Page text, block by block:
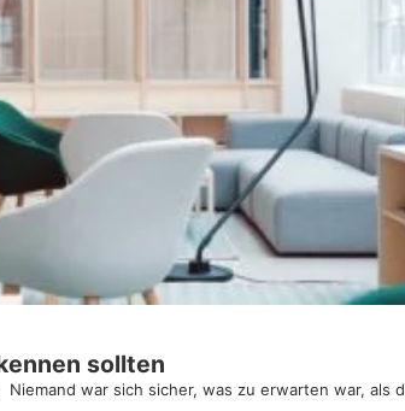
sollten
war sich sicher, was zu erwarten war, als